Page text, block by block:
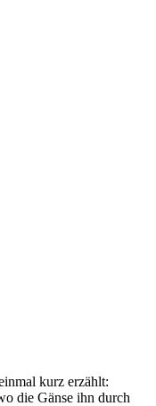
kurz erzählt:
die Gänse ihn durch